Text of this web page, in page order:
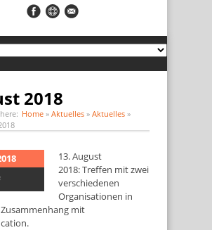
2018
Home » Aktuelles » Aktuelles »
13. August
2018: Treffen mit zwei
verschiedenen
Organisationen in
mit